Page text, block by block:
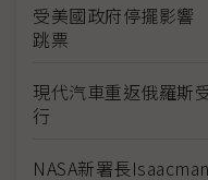
受美國政府停擺影
跳票
現代汽車重返俄羅斯
行
NASA新署長